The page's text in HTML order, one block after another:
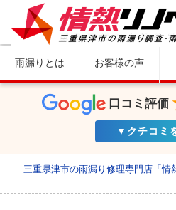
雨漏りとは お客様の声
口コミ評価
▼クチコミ
三重県津市の雨漏り修理専門店「情